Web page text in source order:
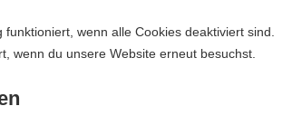
wenn alle Cookies deaktiviert sind.
wenn du unsere Website erneut besuchst.